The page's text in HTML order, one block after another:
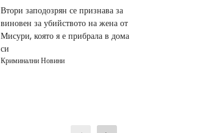
Втори заподозрян се признава за
виновен за убийството на жена от
Мисури, която я е прибрала в дома
си
Криминални Новини